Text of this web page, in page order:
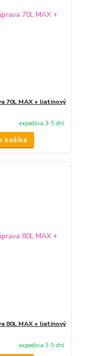
70L MAX + liatinový
expedícia 3-5 dní
košíka
80L MAX + liatinový
expedícia 3-5 dní